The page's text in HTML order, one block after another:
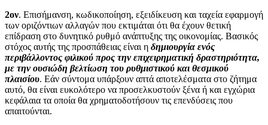
2ον. Επισήμανση, κωδικοποίηση, εξειδίκευση και ταχεία εφαρμογή
των οριζόντιων αλλαγών που εκτιμάται ότι θα έχουν θετική
επίδραση στο δυνητικό ρυθμό ανάπτυξης της οικονομίας. Βασικός
στόχος αυτής της προσπάθειας είναι η δημιουργία ενός
περιβάλλοντος φιλικού προς την επιχειρηματική δραστηριότητα,
με την ουσιώδη βελτίωση του ρυθμιστικού και θεσμικού
πλαισίου. Εάν σύντομα υπάρξουν απτά αποτελέσματα στο ζήτημα
αυτό, θα είναι ευκολότερο να προσελκυστούν ξένα ή και εγχώρια
κεφάλαια τα οποία θα χρηματοδοτήσουν τις επενδύσεις που
απαιτούνται.